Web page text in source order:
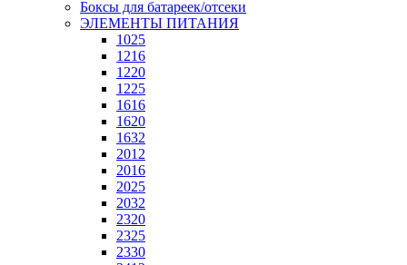
Боксы для батареек/отсеки
ЭЛЕМЕНТЫ ПИТАНИЯ
1025
1216
1220
1225
1616
1620
1632
2012
2016
2025
2032
2320
2325
2330